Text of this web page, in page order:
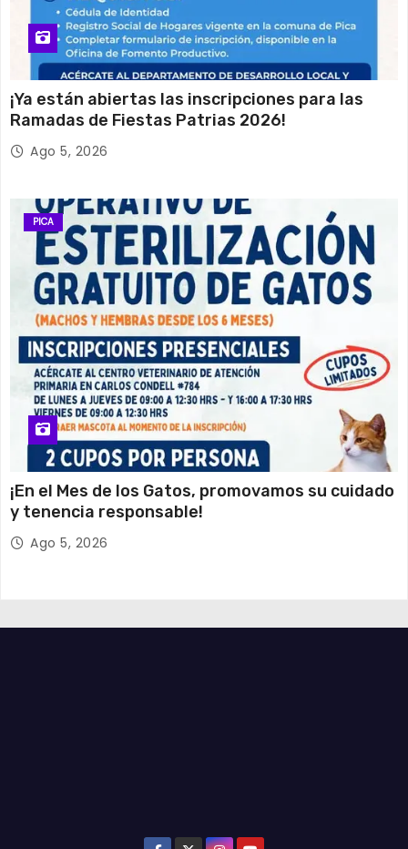
¡Ya están abiertas las inscripciones para las
Ramadas de Fiestas Patrias 2026!
Ago 5, 2026
PICA
¡En el Mes de los Gatos, promovamos su cuidado
y tenencia responsable!
Ago 5, 2026